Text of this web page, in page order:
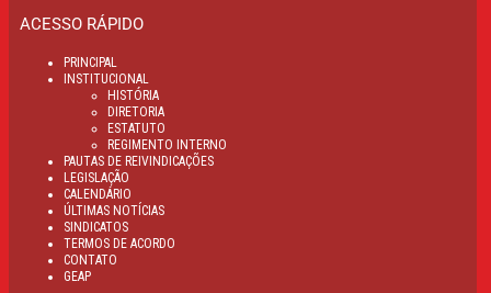
ACESSO RÁPIDO
PRINCIPAL
INSTITUCIONAL
HISTÓRIA
DIRETORIA
ESTATUTO
REGIMENTO INTERNO
PAUTAS DE REIVINDICAÇÕES
LEGISLAÇÃO
CALENDÁRIO
ÚLTIMAS NOTÍCIAS
SINDICATOS
TERMOS DE ACORDO
CONTATO
GEAP